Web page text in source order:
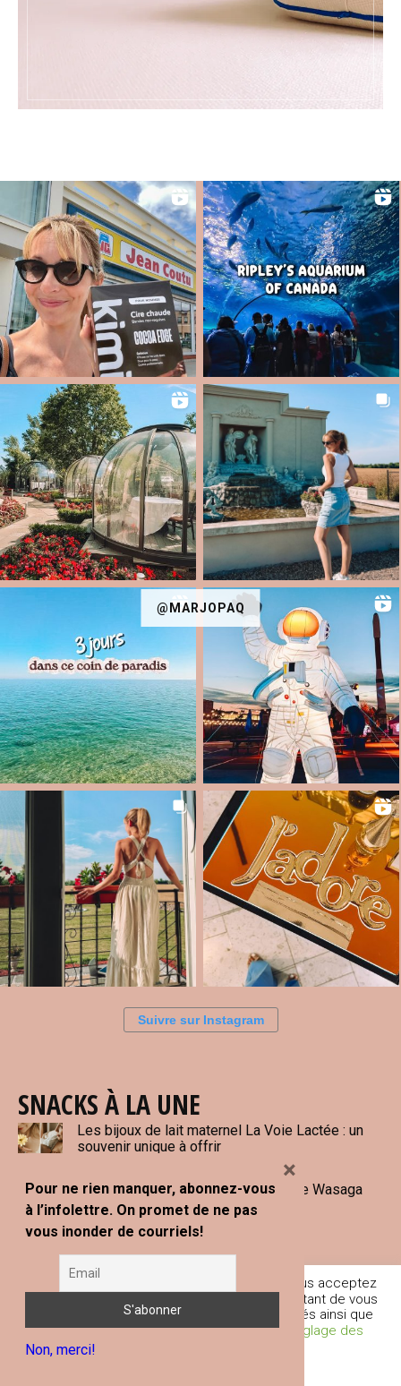
@MARJOPAQ
Suivre sur Instagram
SNACKS À LA UNE
Les bijoux de lait maternel La Voie Lactée : un
souvenir unique à offrir
L’Ontario en 5 jours : mon road trip de Wasaga
Beach à Tobermory
québécoises à découvrir
SUJETS
En poursuivant votre navigation sur ce site, vous acceptez
l'utilisation de traceurs (cookies) nous permettant de vous
fournir les services et fonctionnalités proposés ainsi que
d’améliorer votre expérience globale.
Réglage des
Pour ne rien manquer, abonnez-vous
à l’infolettre. On promet de ne pas
vous inonder de courriels!
Non, merci!
×